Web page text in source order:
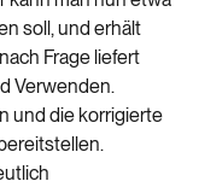
soll, und erhält
Frage liefert
Verwenden.
und die korrigierte